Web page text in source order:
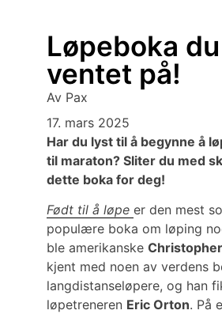
Løpeboka
ventet på!
Av Pax
17. mars 2025
Har du lyst til å begynne å
til maraton? Sliter du med
dette boka for deg!
Født til å løpe er den mest
populære boka om løping
ble amerikanske
kjent med noen av verdens
langdistanseløpere, og han
løpetreneren Eric Orton. På